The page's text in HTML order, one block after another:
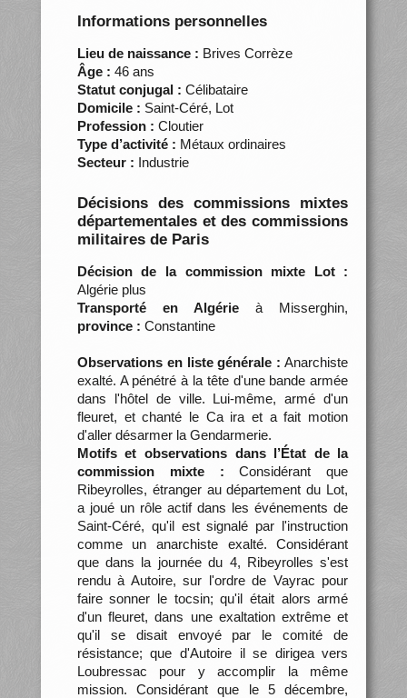
Informations personnelles
Lieu de naissance : Brives Corrèze
Âge : 46 ans
Statut conjugal : Célibataire
Domicile : Saint-Céré, Lot
Profession : Cloutier
Type d’activité : Métaux ordinaires
Secteur : Industrie
Décisions des commissions mixtes
départementales et des commissions
militaires de Paris
Décision de la commission mixte Lot :
Algérie plus
Transporté en Algérie à Misserghin,
province : Constantine
Observations en liste générale : Anarchiste
exalté. A pénétré à la tête d'une bande armée
dans l'hôtel de ville. Lui-même, armé d'un
fleuret, et chanté le Ca ira et a fait motion
d'aller désarmer la Gendarmerie.
Motifs et observations dans l’État de la
commission mixte : Considérant que
Ribeyrolles, étranger au département du Lot,
a joué un rôle actif dans les événements de
Saint-Céré, qu'il est signalé par l'instruction
comme un anarchiste exalté. Considérant
que dans la journée du 4, Ribeyrolles s'est
rendu à Autoire, sur l'ordre de Vayrac pour
faire sonner le tocsin; qu'il était alors armé
d'un fleuret, dans une exaltation extrême et
qu'il se disait envoyé par le comité de
résistance; que d'Autoire il se dirigea vers
Loubressac pour y accomplir la même
mission. Considérant que le 5 décembre,